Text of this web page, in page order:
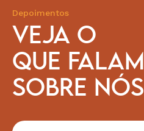
Depoimentos
VEJA O
QUE FALAM
SOBRE NÓS